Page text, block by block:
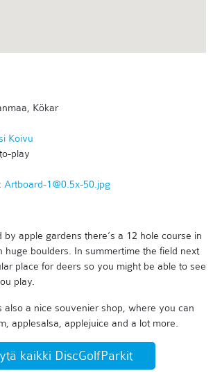
Kökar
Koivu
play
Artboard-1@0.5x-50.jpg
by apple gardens there’s a 12 hole course in
huge boulders. In summertime the field next
place for deers so you might be able to see
play.
also a nice souvenier shop, where you can
applesalsa, applejuice and a lot more.
kaikki DiscGolfParkit